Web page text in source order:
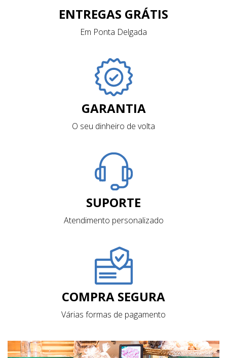
ENTREGAS GRÁTIS
Em Ponta Delgada
GARANTIA
O seu dinheiro de volta
SUPORTE
Atendimento personalizado
COMPRA SEGURA
Várias formas de pagamento